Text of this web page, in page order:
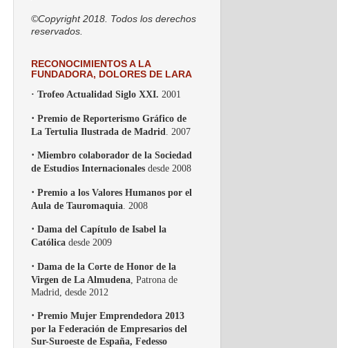
©Copyright 2018. Todos los derechos
reservados.
RECONOCIMIENTOS A LA
FUNDADORA, DOLORES DE LARA
· Trofeo Actualidad Siglo XXI. 2001
· Premio de Reporterismo Gráfico de
La Tertulia Ilustrada de Madrid . 2007
· Miembro colaborador de la Sociedad
de Estudios Internacionales desde 2008
· Premio a los Valores Humanos por el
Aula de Tauromaquia . 2008
· Dama del Capítulo de Isabel la
Católica desde 2009
· Dama de la Corte de Honor de la
Virgen de La Almudena , Patrona de
Madrid, desde 2012
· Premio Mujer Emprendedora 2013
por la Federación de Empresarios del
Sur-Suroeste de España, Fedesso